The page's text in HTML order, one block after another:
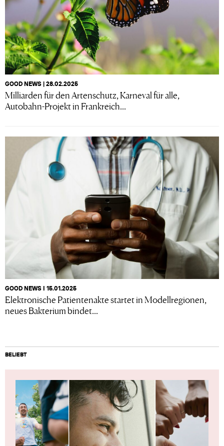
GOOD NEWS | 28.02.2025
Milliarden für den Artenschutz, Karneval für alle,
Autobahn-Projekt in Frankreich...
GOOD NEWS I 15.01.2025
Elektronische Patientenakte startet in Modellregionen,
neues Bakterium bindet...
BELIEBT